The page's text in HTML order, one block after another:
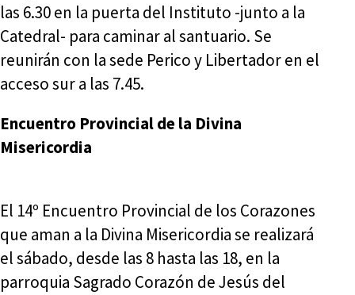
las 6.30 en la puerta del Instituto -junto a la
Catedral- para caminar al santuario. Se
reunirán con la sede Perico y Libertador en el
acceso sur a las 7.45.
Encuentro Provincial de la Divina
Misericordia
El 14º Encuentro Provincial de los Corazones
que aman a la Divina Misericordia se realizará
el sábado, desde las 8 hasta las 18, en la
parroquia Sagrado Corazón de Jesús del